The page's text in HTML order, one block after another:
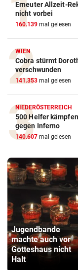
Erneuter Allzeit-
nicht vorbei
160.139 mal gelesen
WIEN
Cobra stürmt
verschwunden
141.353 mal gelesen
NIEDERÖSTERREICH
500 Helfer
gegen Inferno
140.607 mal gelesen
Jugendbande
machte auch vor
Gotteshaus nicht
Halt